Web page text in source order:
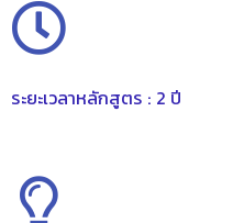
ระยะเวลาหลักสูตร : 2 ปี